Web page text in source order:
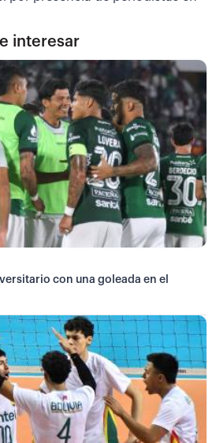
interesar
con una goleada en el